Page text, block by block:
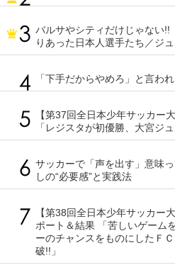
バルサやシティだけじゃない
りあった日本人選手たち／ジ
「下手だからやめろ」と言わ
【第37回全日本少年サッカー
「レジスタが初優勝、大宮ジ
サッカーで「声を出す」意味
しの“必要感”と実践法
【第38回全日本少年サッカー
ポート＆結果 「苦しいゲーム
ーのチャンスをものにしたＦ
破!!」